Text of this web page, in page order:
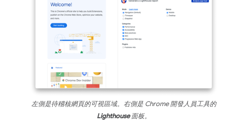
左側是待稽核網頁的可視區域。右側是 Chrome 開發人員工具的
Lighthouse面板。